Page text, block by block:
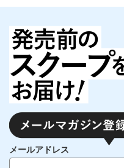
メールアドレス